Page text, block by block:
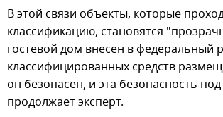
В этой связи объекты, которые
классификацию, становятся
гостевой дом внесен в федеральный
классифицированных средств
он безопасен, и эта безопасность
продолжает эксперт.